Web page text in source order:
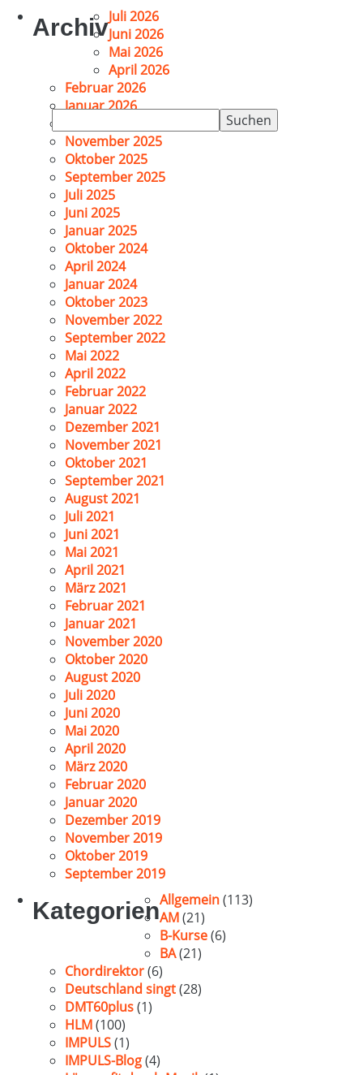
nach:
ArchivJuli 2026
Juni 2026
Mai 2026
April 2026
Februar 2026
Januar 2026
November 2025
Oktober 2025
September 2025
Juli 2025
Juni 2025
Januar 2025
Oktober 2024
April 2024
Januar 2024
Oktober 2023
November 2022
September 2022
Mai 2022
April 2022
Februar 2022
Januar 2022
Dezember 2021
November 2021
Oktober 2021
September 2021
August 2021
Juli 2021
Juni 2021
Mai 2021
April 2021
März 2021
Februar 2021
Januar 2021
November 2020
Oktober 2020
August 2020
Juli 2020
Juni 2020
Mai 2020
April 2020
März 2020
Februar 2020
Januar 2020
Dezember 2019
November 2019
Oktober 2019
September 2019
KategorienAllgemein(113)
AM(21)
B-Kurse(6)
BA(21)
Chordirektor(6)
Deutschland singt(28)
DMT60plus(1)
HLM(100)
IMPULS(1)
IMPULS-Blog(4)